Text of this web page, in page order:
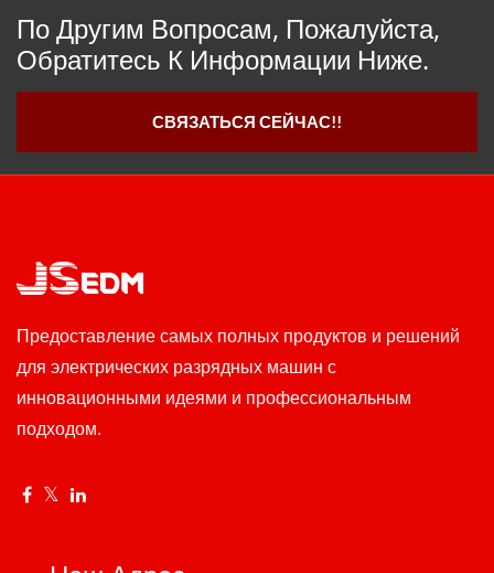
По Другим Вопросам, Пожалуйста,
Обратитесь К Информации Ниже.
СВЯЗАТЬСЯ СЕЙЧАС!!
Предоставление самых полных продуктов и решений
для электрических разрядных машин с
инновационными идеями и профессиональным
подходом.